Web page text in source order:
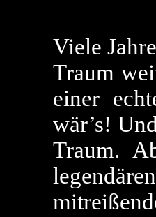
Viele
Traum
einer
wär’s!
Traum.